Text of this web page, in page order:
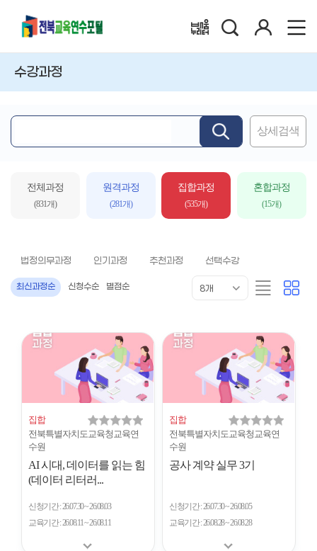
배움누리터
수강과정
심
상세검색
전체과정
(831개)
원격과정
(281개)
집합과정
(535개)
혼합과정
(15개)
법정의무과정 인기과정 추천과정 선택수강
최신과정순 신청수순 별점순
개
수
8개
리
스
카
드
집합
전북특별자치도교육청교육연
수원
AI 시대, 데이터를 읽는 힘
(데이터 리터러...
신청기간 26.07.30 ~ 26.08.03
교육기간 26.08.11 ~ 26.08.11
집합
전북특별자치도교육청교육연
수원
공사 계약 실무 3기
신청기간 26.07.30 ~ 26.08.05
교육기간 26.08.28 ~ 26.08.28